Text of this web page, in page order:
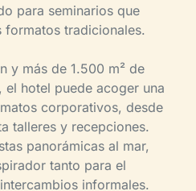
para seminarios que
formatos tradicionales.
y más de 1.500 m² de
el hotel puede acoger una
corporativos, desde
talleres y recepciones.
panorámicas al mar,
tanto para el
informales.